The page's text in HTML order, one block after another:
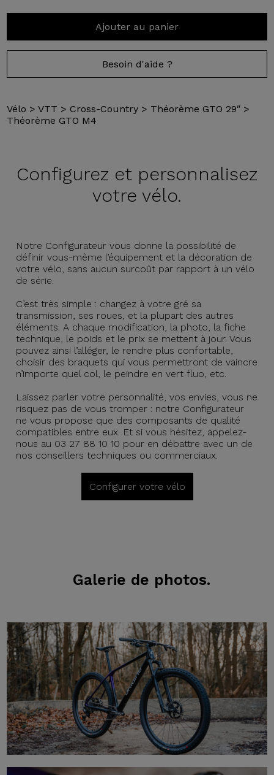
Ajouter au panier
Besoin d'aide ?
Vélo >VTT >Cross-Country > Théorème GTO 29″ >
Théorème GTO M4
Configurez et personnalisez
votre vélo.
Notre Configurateur vous donne la possibilité de
définir vous-même l’équipement et la décoration de
votre vélo, sans aucun surcoût par rapport à un vélo
de série.
C’est très simple : changez à votre gré sa
transmission, ses roues, et la plupart des autres
éléments. A chaque modification, la photo, la fiche
technique, le poids et le prix se mettent à jour. Vous
pouvez ainsi l’alléger, le rendre plus confortable,
choisir des braquets qui vous permettront de vaincre
n’importe quel col, le peindre en vert fluo, etc.
Laissez parler votre personnalité, vos envies, vous ne
risquez pas de vous tromper : notre Configurateur
ne vous propose que des composants de qualité
compatibles entre eux. Et si vous hésitez, appelez-
nous au 03 27 88 10 10 pour en débattre avec un de
nos conseillers techniques ou commerciaux.
Configurer votre vélo
Galerie de photos.